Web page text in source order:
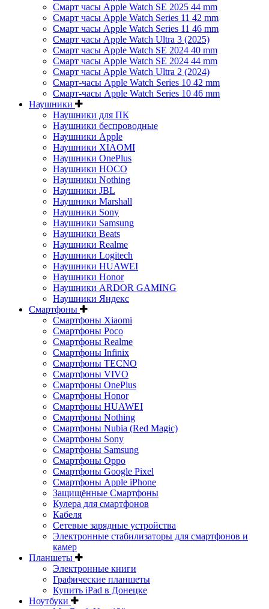
Смарт часы Apple Watch SE 2025 44 mm
Смарт часы Apple Watch Series 11 42 mm
Смарт часы Apple Watch Series 11 46 mm
Смарт часы Apple Watch Ultra 3 (2025)
Смарт часы Apple Watch SE 2024 40 mm
Смарт часы Apple Watch SE 2024 44 mm
Смарт часы Apple Watch Ultra 2 (2024)
Смарт-часы Apple Watch Series 10 42 mm
Смарт-часы Apple Watch Series 10 46 mm
Наушники
Наушники для ПК
Наушники беспроводные
Наушники Apple
Наушники XIAOMI
Наушники OnePlus
Наушники HOCO
Наушники Nothing
Наушники JBL
Наушники Marshall
Наушники Sony
Наушники Samsung
Наушники Beats
Наушники Realme
Наушники Logitech
Наушники HUAWEI
Наушники Honor
Наушники ARDOR GAMING
Наушники Яндекс
Смартфоны
Смартфоны Xiaomi
Смартфоны Poco
Смартфоны Realme
Смартфоны Infinix
Смартфоны TECNO
Смартфоны VIVO
Смартфоны OnePlus
Смартфоны Honor
Смартфоны HUAWEI
Смартфоны Nothing
Смартфоны Nubia (Red Magic)
Смартфоны Sony
Смартфоны Samsung
Смартфоны Oppo
Смартфоны Google Pixel
Смартфоны Apple iPhone
Защищённые Смартфоны
Кулера для смартфонов
Кабеля
Сетевые зарядные устройства
Электронные стабилизаторы для смартфонов и
камер
Планшеты
Электронные книги
Графические планшеты
Купить iPad в Донецке
Ноутбуки